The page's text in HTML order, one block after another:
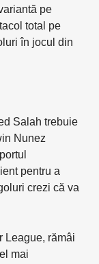
pe
total pe
în jocul din
Salah trebuie
Nunez
pentru a
crezi că va
League, rămâi
mai